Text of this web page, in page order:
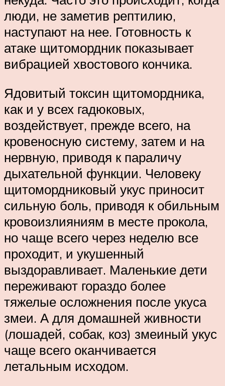
люди, не заметив рептилию,
наступают на нее. Готовность к
атаке щитомордник показывает
вибрацией хвостового кончика.
Ядовитый токсин щитомордника,
как и у всех гадюковых,
воздействует, прежде всего, на
кровеносную систему, затем и на
нервную, приводя к параличу
дыхательной функции. Человеку
щитомордниковый укус приносит
сильную боль, приводя к обильным
кровоизлияниям в месте прокола,
но чаще всего через неделю все
проходит, и укушенный
выздоравливает. Маленькие дети
переживают гораздо более
тяжелые осложнения после укуса
змеи. А для домашней живности
(лошадей, собак, коз) змеиный укус
чаще всего оканчивается
летальным исходом.